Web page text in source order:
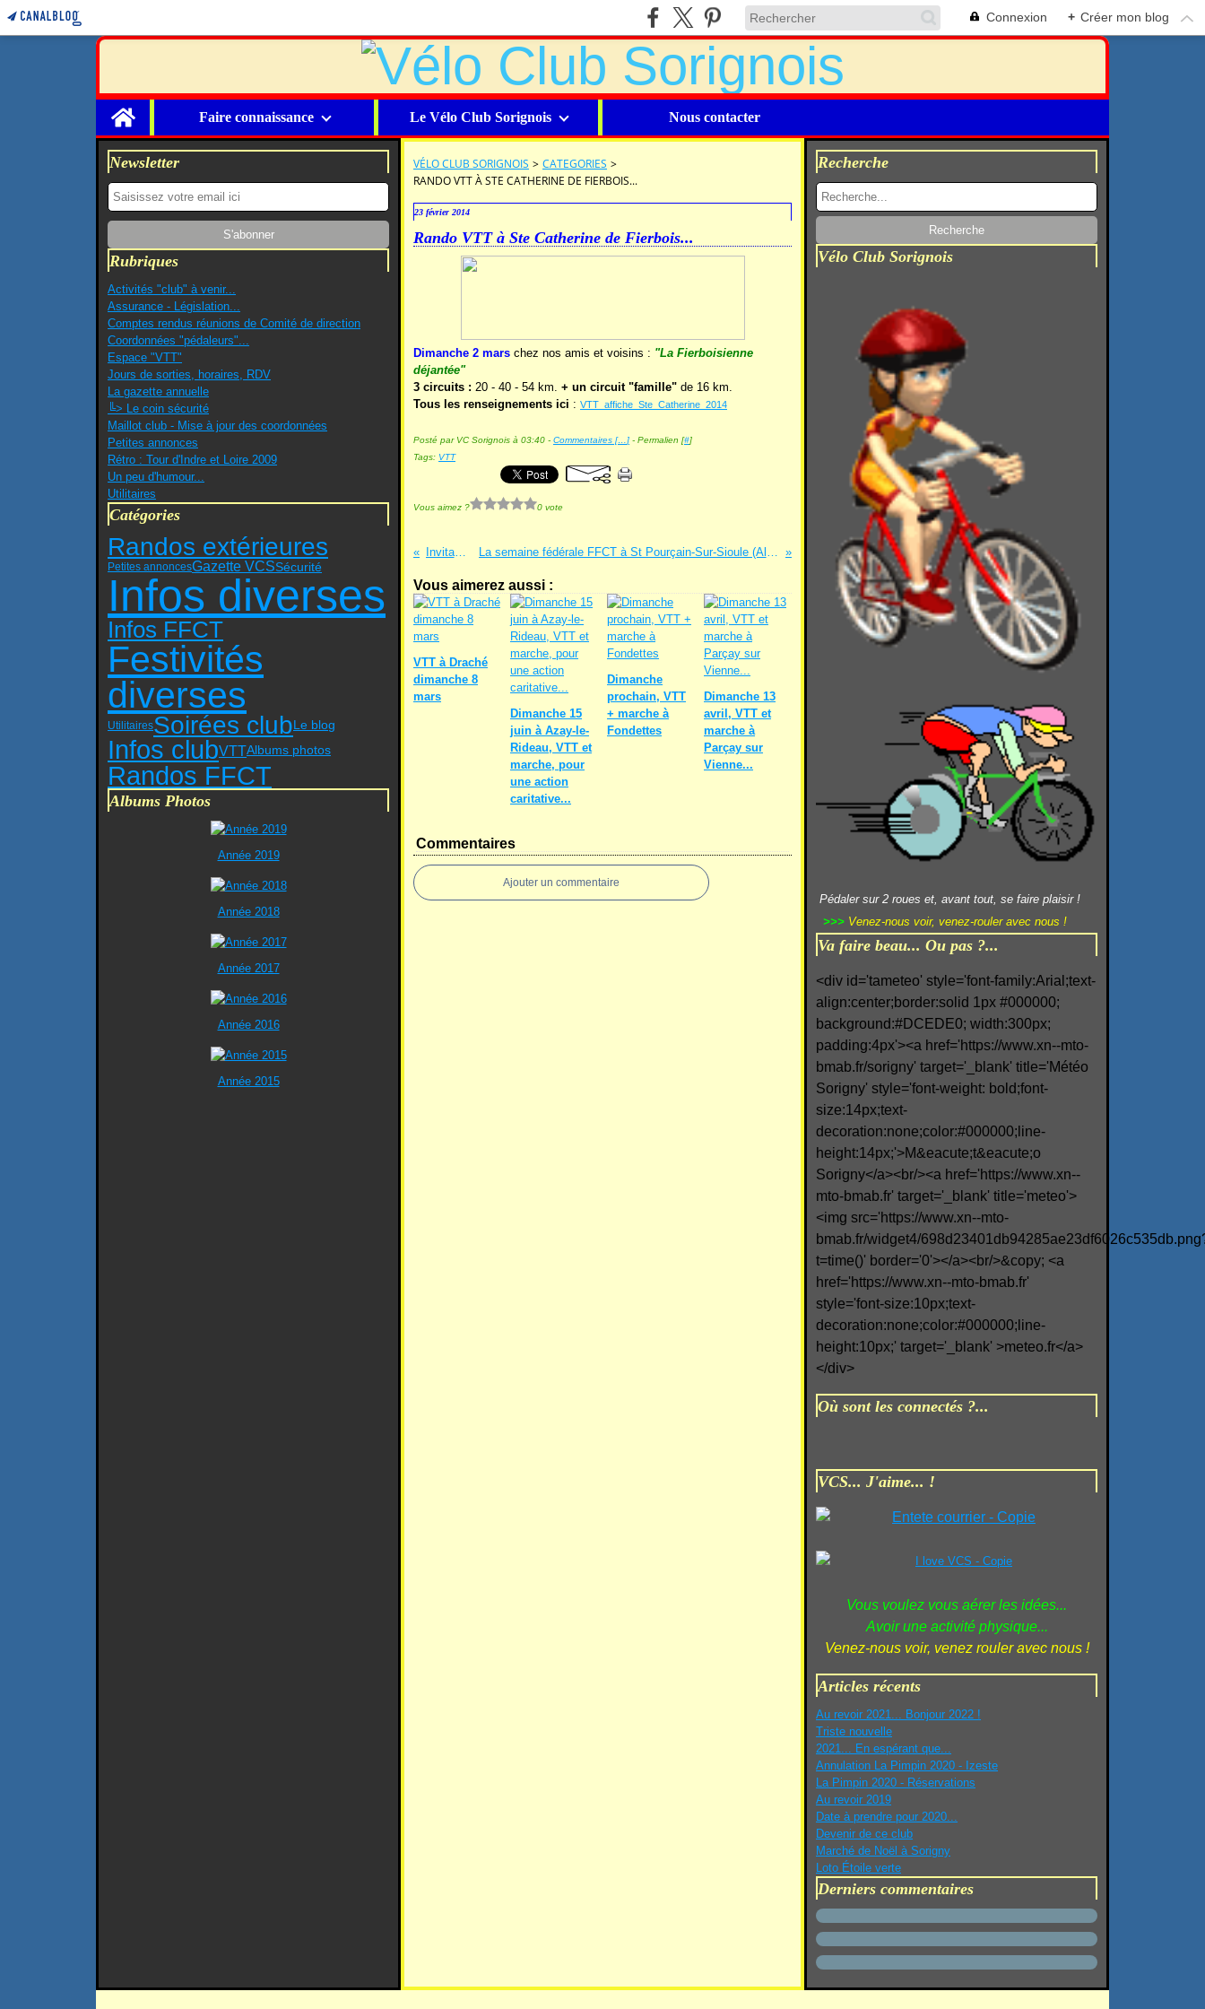
Connexion + Créer mon blog
Home
Faire connaissance Le Vélo Club Sorignois Nous contacter
Newsletter
Rubriques
Activités "club" à venir...
Assurance - Législation...
Comptes rendus réunions de Comité de direction
Coordonnées "pédaleurs"...
Espace "VTT"
Jours de sorties, horaires, RDV
La gazette annuelle
╚> Le coin sécurité
Maillot club - Mise à jour des coordonnées
Petites annonces
Rétro : Tour d'Indre et Loire 2009
Un peu d'humour...
Utilitaires
Catégories
Randos extérieures
Petites annoncesGazette VCSSécurité
Infos diverses
Infos FFCT
Festivités
diverses
UtilitairesSoirées club Le blog
Infos clubVTTAlbums photos
Randos FFCT
Albums Photos
Année 2019
Année 2018
Année 2017
Année 2016
Année 2015
VÉLO CLUB SORIGNOIS > CATEGORIES >
RANDO VTT À STE CATHERINE DE FIERBOIS...
23 février 2014
Rando VTT à Ste Catherine de Fierbois...
Dimanche 2 mars chez nos amis et voisins : "La Fierboisienne
déjantée"
3 circuits : 20 - 40 - 54 km. + un circuit "famille" de 16 km.
Tous les renseignements ici : VTT_affiche_Ste_Catherine_2014
Posté par VC Sorignois à 03:40 - Commentaires [… ] - Permalien [#]
Tags: VTT
Vous aimez ? 0 vote
Invitation... La semaine fédérale FFCT à St Pourçain-Sur-Sioule (Allier) du 03 au 10 août.
Vous aimerez aussi :
VTT à Draché
dimanche 8
mars
Dimanche 15
juin à Azay-le-
Rideau, VTT et
marche, pour
une action
caritative...
Dimanche
prochain, VTT
+ marche à
Fondettes
Dimanche 13
avril, VTT et
marche à
Parçay sur
Vienne...
Commentaires
Ajouter un commentaire
Recherche
Vélo Club Sorignois
Pédaler sur 2 roues et, avant tout, se faire plaisir !
>>> Venez-nous voir, venez-rouler avec nous !
Va faire beau... Ou pas ?...
<div id='tameteo' style='font-family:Arial;text-
align:center;border:solid 1px #000000;
background:#DCEDE0; width:300px;
padding:4px'><a href='https://www.xn--mto-
bmab.fr/sorigny' target='_blank' title='Météo
Sorigny' style='font-weight: bold;font-
size:14px;text-
decoration:none;color:#000000;line-
height:14px;'>M&eacute;t&eacute;o
Sorigny</a><br/><a href='https://www.xn--
mto-bmab.fr' target='_blank' title='meteo'>
<img src='https://www.xn--mto-
bmab.fr/widget4/
t=time()' border='0'></a><br/>&copy; <a
href='https://www.xn--mto-bmab.fr'
style='font-size:10px;text-
decoration:none;color:#000000;line-
height:10px;' target='_blank' >meteo.fr</a>
</div>
Où sont les connectés ?...
VCS... J'aime... !
Vous voulez vous aérer les idées...
Avoir une activité physique...
Venez-nous voir, venez rouler avec nous !
Articles récents
Au revoir 2021... Bonjour 2022 !
Triste nouvelle
2021... En espérant que...
Annulation La Pimpin 2020 - Izeste
La Pimpin 2020 - Réservations
Au revoir 2019
Date à prendre pour 2020...
Devenir de ce club
Marché de Noël à Sorigny
Loto Étoile verte
Derniers commentaires